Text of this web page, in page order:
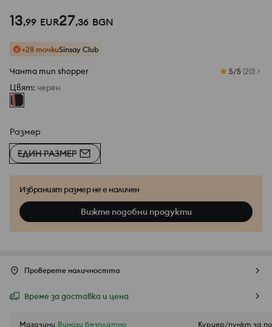
13,99 EUR27,36 BGN
+28 точкиSinsay Club
Чанта тип shopper 5/5 (20)
Цвят: черeн
Размер
ЕДИН РАЗМЕР
Избраният размер не е наличен
Вижте подобни продукти
Проверете наличността
Време за доставка и цена
Магазини Винаги безплатно
Куриер/пункт за